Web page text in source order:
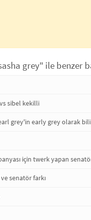
grey" ile benzer
sibel kekilli
grey'in early grey olarak
için twerk yapan
senatör farkı